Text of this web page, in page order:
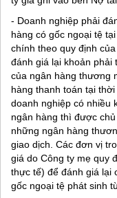
- Doanh nghiệp phải
hàng có gốc ngoại tệ
chính theo quy định
đánh giá lại khoản phải
của ngân hàng thương
hàng thanh toán tại
doanh nghiệp có nhiều
ngân hàng thì được
những ngân hàng
giao dịch. Các đơn vị
giá do Công ty mẹ quy
thực tế) để đánh giá lại
gốc ngoại tệ phát sinh